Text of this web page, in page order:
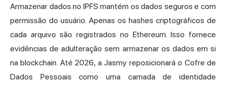
Armazenar dados no IPFS mantém os dados seguros e com
permissão do usuário. Apenas os hashes criptográficos de
cada arquivo são registrados no Ethereum. Isso fornece
evidências de adulteração sem armazenar os dados em si
na blockchain. Até 2026, a Jasmy reposicionará o Cofre de
Dados Pessoais como uma camada de identidade